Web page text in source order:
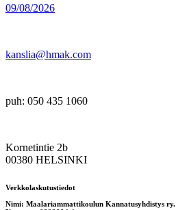
09/08/2026
kanslia@hmak.com
puh: 050 435 1060
Kornetintie 2b
00380 HELSINKI
Verkkolaskutustiedot
Nimi: Maalariammattikoulun Kannatusyhdistys ry.